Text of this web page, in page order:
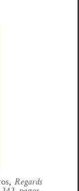
,Regards